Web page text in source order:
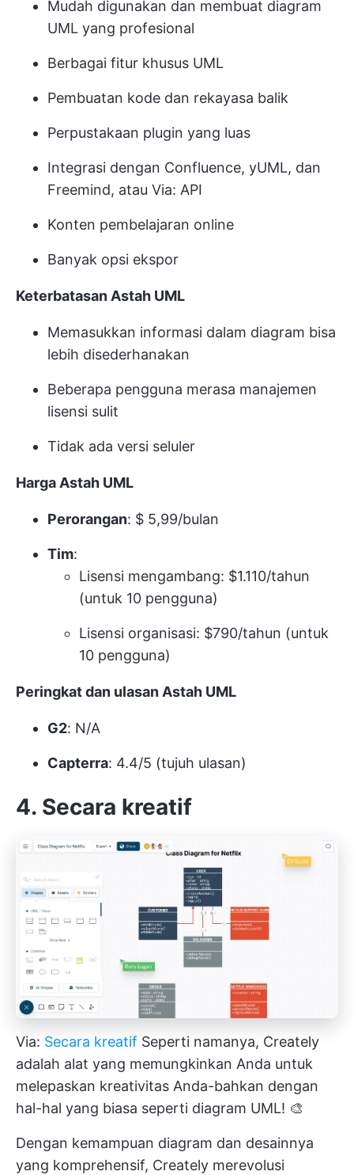
Mudah digunakan dan membuat diagram
UML yang profesional
Berbagai fitur khusus UML
Pembuatan kode dan rekayasa balik
Perpustakaan plugin yang luas
Integrasi dengan Confluence, yUML, dan
Freemind, atau Via: API
Konten pembelajaran online
Banyak opsi ekspor
Keterbatasan Astah UML
Memasukkan informasi dalam diagram bisa
lebih disederhanakan
Beberapa pengguna merasa manajemen
lisensi sulit
Tidak ada versi seluler
Harga Astah UML
Perorangan: $ 5,99/bulan
Tim:
Lisensi mengambang: $1.110/tahun
(untuk 10 pengguna)
Lisensi organisasi: $790/tahun (untuk
10 pengguna)
Peringkat dan ulasan Astah UML
G2: N/A
Capterra: 4.4/5 (tujuh ulasan)
4. Secara kreatif
Via: Secara kreatif Seperti namanya, Creately
adalah alat yang memungkinkan Anda untuk
melepaskan kreativitas Anda-bahkan dengan
hal-hal yang biasa seperti diagram UML! 🎨
Dengan kemampuan diagram dan desainnya
yang komprehensif, Creately merevolusi